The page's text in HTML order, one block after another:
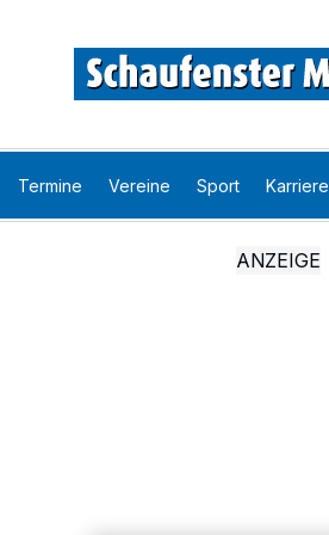
Termine Vereine Sport Karriere